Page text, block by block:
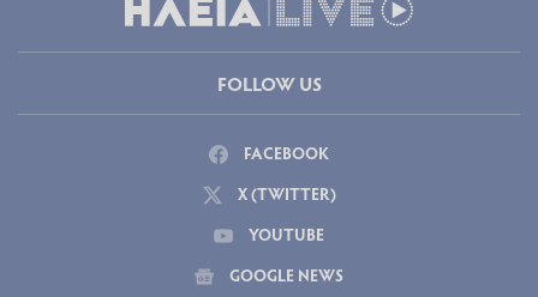
FOLLOW US
FACEBOOK
X (TWITTER)
YOUTUBE
GOOGLE NEWS